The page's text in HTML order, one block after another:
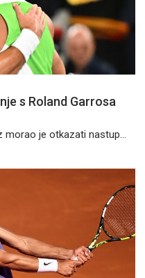
s Roland Garrosa
morao je otkazati nastup...